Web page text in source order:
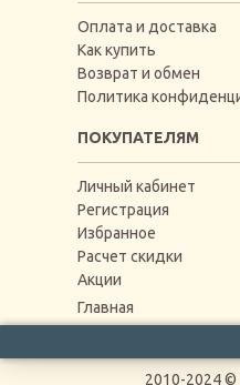
Оплата и доставка
Как купить
Возврат и обмен
Политика
ПОКУПАТЕЛЯМ
Личный кабинет
Регистрация
Избранное
Расчет скидки
Акции
Главная
2010-2024 ©